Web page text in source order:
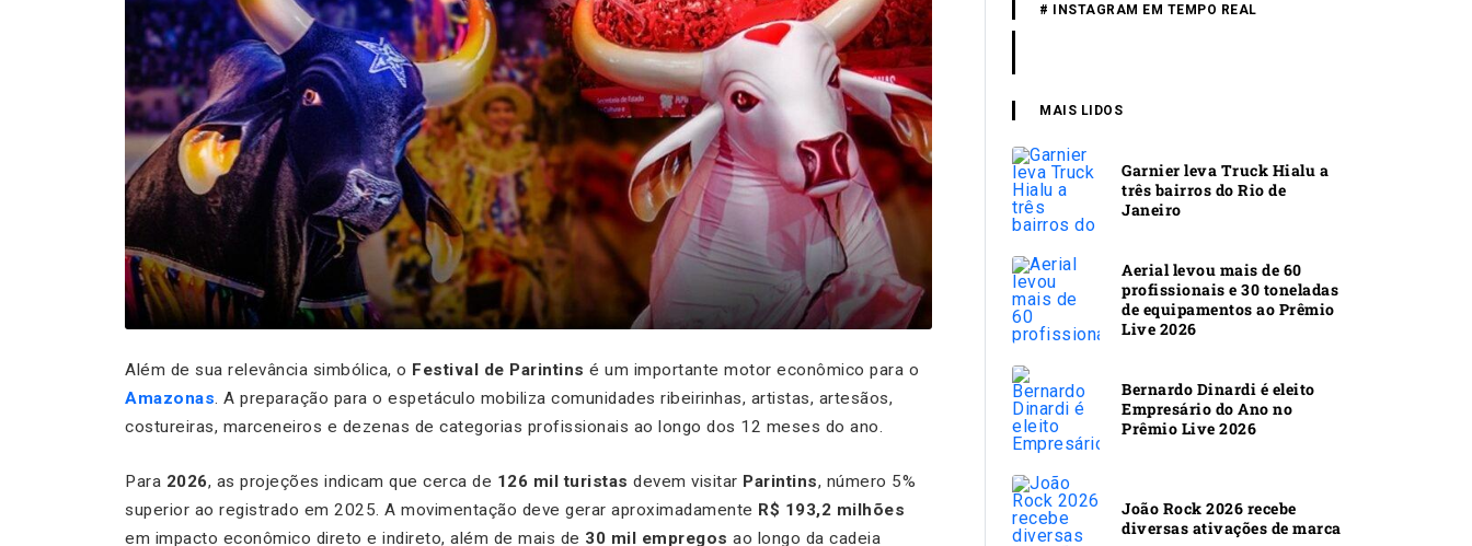
Além de sua relevância simbólica, o Festival de Parintins é um importante motor econômico para o
Amazonas. A preparação para o espetáculo mobiliza comunidades ribeirinhas, artistas, artesãos,
costureiras, marceneiros e dezenas de categorias profissionais ao longo dos 12 meses do ano.
Para 2026, as projeções indicam que cerca de 126 mil turistas devem visitar Parintins, número 5%
superior ao registrado em 2025. A movimentação deve gerar aproximadamente R$ 193,2 milhões
em impacto econômico direto e indireto, além de mais de 30 mil empregos ao longo da cadeia
# INSTAGRAM EM TEMPO REAL
MAIS LIDOS
Garnier leva Truck Hialu a
três bairros do Rio de
Janeiro
Aerial levou mais de 60
profissionais e 30 toneladas
de equipamentos ao Prêmio
Live 2026
Bernardo Dinardi é eleito
Empresário do Ano no
Prêmio Live 2026
João Rock 2026 recebe
diversas ativações de marca